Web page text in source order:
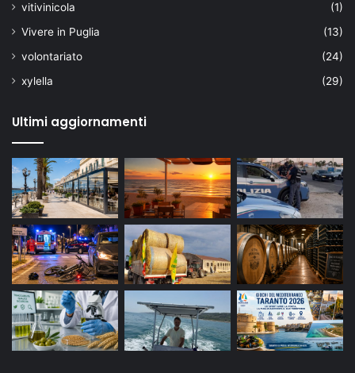
vitivinicola
(1)
Vivere in Puglia
(13)
volontariato
(24)
xylella
(29)
Ultimi aggiornamenti